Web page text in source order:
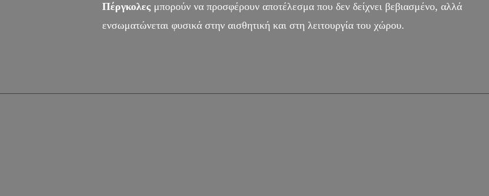
Πέργκολεςμπορούν να προσφέρουν αποτέλεσμα που δεν δείχνει βεβιασμένο, αλλά
ενσωματώνεται φυσικά στην αισθητική και στη λειτουργία του χώρου.